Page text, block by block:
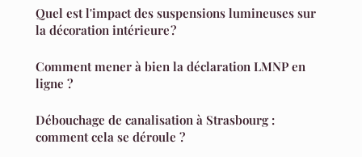
Quel est l'impact des suspensions lumineuses sur
la décoration intérieure ?
Comment mener à bien la déclaration LMNP en
ligne ?
Débouchage de canalisation à Strasbourg :
comment cela se déroule ?